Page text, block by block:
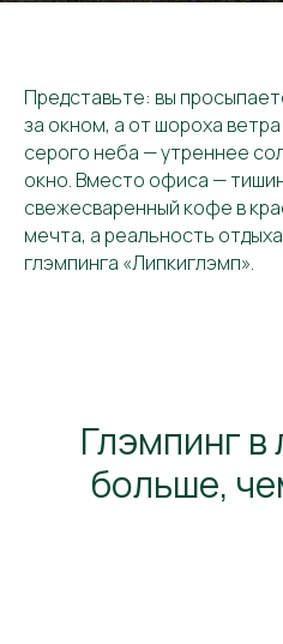
Представьте: вы
за окном, а от шороха
серого неба — утреннее
окно. Вместо офиса —
свежесваренный кофе в
мечта, а реальность
глэмпинга «Липкиглэмп».
Глэмпинг в
больше,